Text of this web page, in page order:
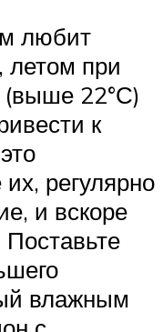
любит
летом при
(выше 22°С)
к
регулярно
и вскоре
влажным